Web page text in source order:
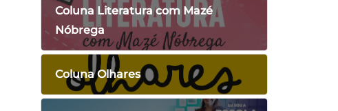
Coluna Literatura com Mazé
Nóbrega
Coluna Olhares